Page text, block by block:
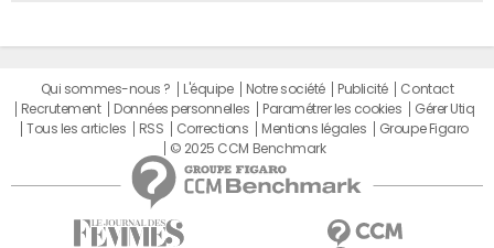
Qui sommes-nous ? L'équipe Notre société Publicité
Contact
Recrutement
Données personnelles Paramétrer les cookies
Gérer Utiq
Tous les articles
RSS Corrections Mentions légales
Groupe Figaro
© 2025 CCM Benchmark